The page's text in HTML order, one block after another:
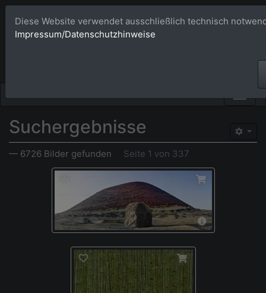
Bildagentur
Suchergebnisse
— 6726 Bilder gefunden Seite 1 von 337
Diese Website verwendet ausschließlich technisch
Impressum/Datenschutzhinweise